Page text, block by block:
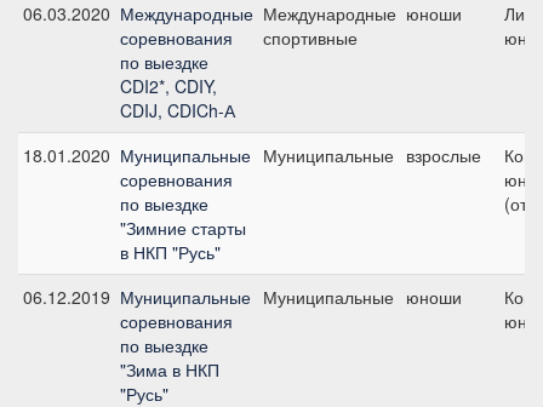
06.03.2020 Международные
соревнования
по выездке
CDI2*, CDIY,
CDIJ, CDICh-А
Международные
спортивные
юноши
18.01.2020 Муниципальные
соревнования
по выездке
"Зимние старты
в НКП "Русь"
Муниципальные взрослые
06.12.2019 Муниципальные
соревнования
по выездке
"Зима в НКП
"Русь"
Муниципальные юноши